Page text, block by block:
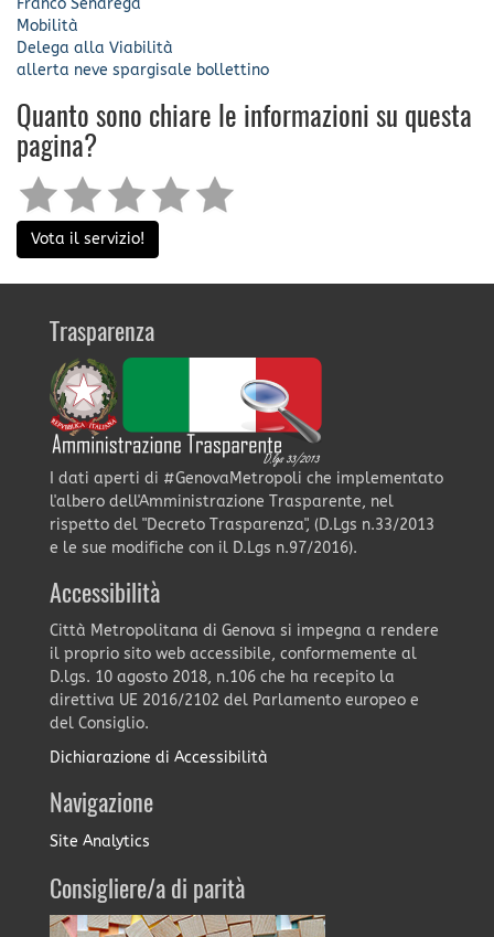
Mobilità
Delega alla Viabilità
allerta neve spargisale bollettino
Quanto sono chiare le informazioni su questa
pagina?
Vota il servizio!
Trasparenza
I dati aperti di #GenovaMetropoli che implementato
l'albero dell'Amministrazione Trasparente, nel
rispetto del "Decreto Trasparenza", (D.Lgs n.33/2013
e le sue modifiche con il D.Lgs n.97/2016).
Accessibilità
Città Metropolitana di Genova si impegna a rendere
il proprio sito web accessibile, conformemente al
D.lgs. 10 agosto 2018, n.106 che ha recepito la
direttiva UE 2016/2102 del Parlamento europeo e
del Consiglio.
Dichiarazione di Accessibilità
Navigazione
Site Analytics
Consigliere/a di parità